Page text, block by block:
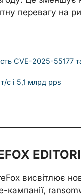
перевагу на
CVE-2025-55177
с і 5,1 млрд pps
висвітлює
кампанії,